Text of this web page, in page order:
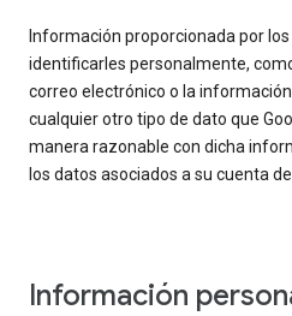
Información proporcionada por
identificarles personalmente,
correo electrónico o la
cualquier otro tipo de dato que
manera razonable con dicha
los datos asociados a su cuenta
Información